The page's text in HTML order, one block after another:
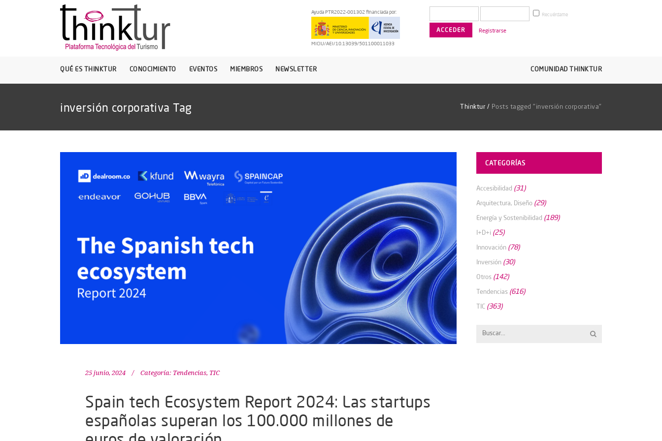
Ayuda PTR2022-001302 financiada por:
MICIU/AEI/10.13039/501100011033
Recuérdame
Registrarse
QUÉ ES THINKTUR CONOCIMIENTO EVENTOS MIEMBROS NEWSLETTER COMUNIDAD THINKTUR
inversión corporativa Tag Thinktur / Posts tagged "inversión corporativa"
25 junio, 2024 Categoría: Tendencias, TIC
Spain tech Ecosystem Report 2024: Las startups
españolas superan los 100.000 millones de
CATEGORÍAS
Accesibilidad (31)
Arquitectura, Diseño (29)
Energía y Sostenibilidad (189)
I+D+i (25)
Innovación (78)
Inversión (30)
Otros (142)
Tendencias (616)
TIC (363)